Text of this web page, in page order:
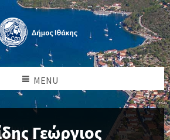
MENU
Γεώργιος